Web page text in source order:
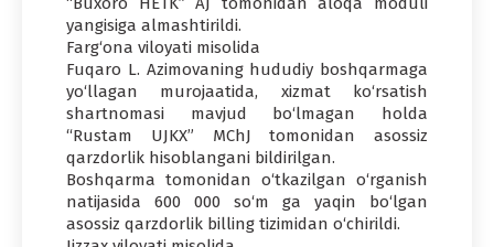
yangisiga almashtirildi.
Farg‘ona viloyati misolida
Fuqaro L. Azimovaning hududiy boshqarmaga
yo‘llagan murojaatida, xizmat ko‘rsatish
shartnomasi mavjud bo‘lmagan holda
“Rustam UJKX” MChJ tomonidan asossiz
qarzdorlik hisoblangani bildirilgan.
Boshqarma tomonidan o‘tkazilgan o‘rganish
natijasida 600 000 so‘m ga yaqin bo‘lgan
asossiz qarzdorlik billing tizimidan o‘chirildi.